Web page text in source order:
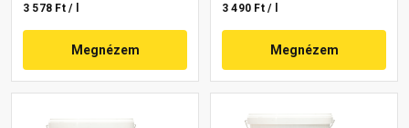
3 578 Ft / l
Megnézem
3 490 Ft / l
Megnézem